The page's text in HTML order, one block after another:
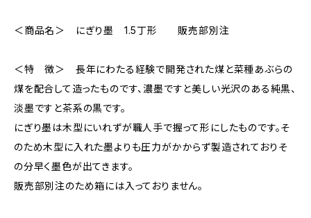
＜商品名＞ にぎり墨 1.5丁形 販売部別注
＜特 徴＞ 長年にわたる経験で開発された煤と菜種あぶらの
煤を配合して造ったものです、濃墨ですと美しい光沢のある純黒、
淡墨ですと茶系の黒です。
にぎり墨は木型にいれずが職人手で握って形にしたものです。そ
のため木型に入れた墨よりも圧力がかからず製造されておりそ
の分早く墨色が出てきます。
販売部別注のため箱には入っておりません。